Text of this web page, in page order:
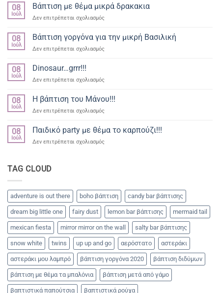
08
Ιούλ
Βάπτιση με θέμα μικρά δρακακια
Δεν επιτρέπεται σχολιασμόςστο
με
θέμα
μικρά
08
Ιούλ
Βάπτιση γοργόνα για την μικρή Βασιλική
Δεν επιτρέπεται σχολιασμόςστο
την
Βασιλική
08
Ιούλ
Dinosaur…grrr!!!
Δεν επιτρέπεται σχολιασμόςστο
grrr!!!
08
Ιούλ
Η βάπτιση του Μάνου!!!
Δεν επιτρέπεται σχολιασμόςστο
βάπτιση
Μάνου!!!
08
Ιούλ
Παιδικό party με θέμα το καρπούζι!!!
Δεν επιτρέπεται σχολιασμόςστο
καρπούζι!!!
TAG CLOUD
adventure is out there boho βάπτιση candy bar βάπτισης
dream big little one fairy dust lemon bar βάπτισης mermaid tail
mexican fiesta mirror mirror on the wall salty bar βάπτισης
snow white twins up up and go αερόστατο αστεράκι
αστεράκι μου λαμπρό βάπτιση γοργόνα 2020 βάπτιση διδύμων
βάπτιση με θέμα τα μπαλόνια βάπτιση μετά από γάμο
βαπτιστικά παπούτσια βαπτιστικά ρούχα